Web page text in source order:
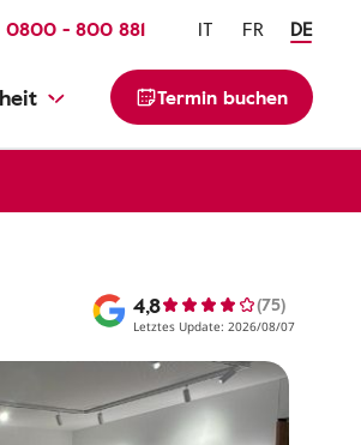
0800 - 800 881 IT FR DE
Termin buchen
4,8 (75)
Letztes Update: 2026/08/07